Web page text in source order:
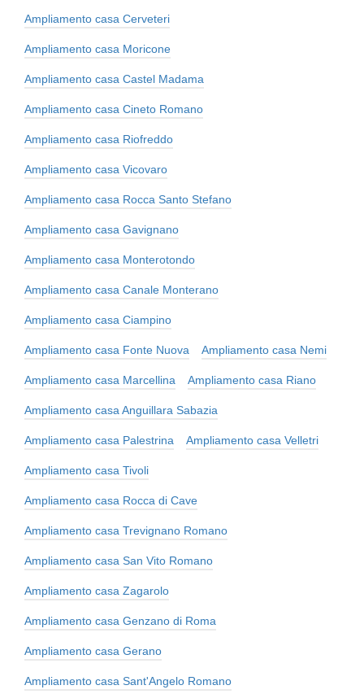
Ampliamento casa Cerveteri
Ampliamento casa Moricone
Ampliamento casa Castel Madama
Ampliamento casa Cineto Romano
Ampliamento casa Riofreddo
Ampliamento casa Vicovaro
Ampliamento casa Rocca Santo Stefano
Ampliamento casa Gavignano
Ampliamento casa Monterotondo
Ampliamento casa Canale Monterano
Ampliamento casa Ciampino
Ampliamento casa Fonte Nuova Ampliamento casa Nemi
Ampliamento casa Marcellina Ampliamento casa Riano
Ampliamento casa Anguillara Sabazia
Ampliamento casa Palestrina Ampliamento casa Velletri
Ampliamento casa Tivoli
Ampliamento casa Rocca di Cave
Ampliamento casa Trevignano Romano
Ampliamento casa San Vito Romano
Ampliamento casa Zagarolo
Ampliamento casa Genzano di Roma
Ampliamento casa Gerano
Ampliamento casa Sant'Angelo Romano